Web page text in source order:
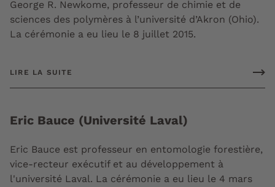
George R. Newkome, professeur de chimie et de
sciences des polymères à l’université d’Akron (Ohio).
La cérémonie a eu lieu le 8 juillet 2015.
LIRE LA SUITE
Eric Bauce (Université Laval)
Eric Bauce est professeur en entomologie forestière,
vice-recteur exécutif et au développement à
l'université Laval. La cérémonie a eu lieu le 4 mars